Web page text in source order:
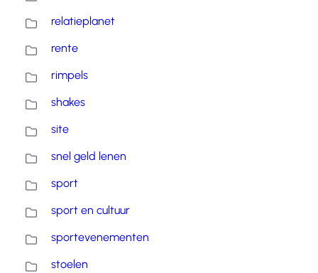
relatieplanet
rente
rimpels
shakes
site
snel geld lenen
sport
sport en cultuur
sportevenementen
stoelen